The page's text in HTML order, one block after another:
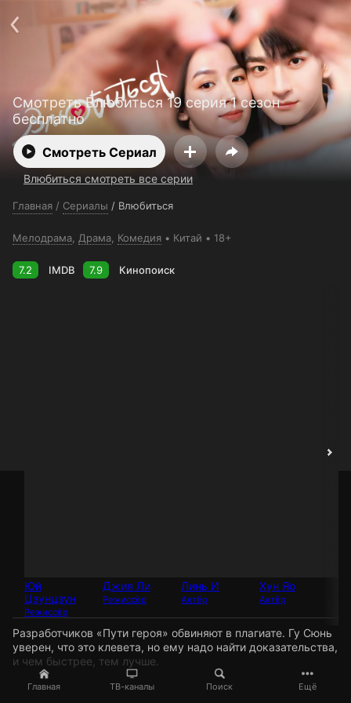
Главная ТВ-каналы Поиск Ещё
Смотреть Влюбиться 19 серия 1 сезон
бесплатно
Смотреть Сериал
Влюбиться смотреть все серии
Главная / Сериалы / Влюбиться
Мелодрама Драма Комедия Китай 18+
7.2 IMDB 7.9 Кинопоиск
Юй
Цзунцзун
Режиссёр
Джия Ли
Режиссёр
Линь И
Актёр
Хун Яо
Актёр
Разработчиков «Пути героя» обвиняют в плагиате. Гу Сюнь
уверен, что это клевета, но ему надо найти доказательства,
и чем быстрее, тем лучше.
support@24h.tv
О сервисе
Пользовательское соглашение
Политика конфиденциальности
Для партнёров
Открыть приложение
Ввести промокод
Установить на ТВ
Бесплатные каналы Контакты